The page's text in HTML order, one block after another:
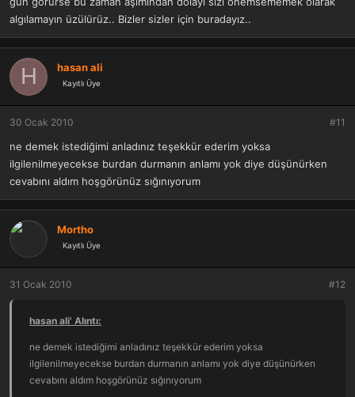
algılamayın üzülürüz.. Bizler sizler için buradayız..
H hasan ali
Kayıtlı Üye
30 Ocak 2010 #11
ne demek istediğimi anladınız teşekkür ederim yoksa
ilgilenilmeyecekse burdan durmanın anlamı yok diye düşünürken
cevabını aldım hoşgörünüz sığınıyorum
Mortho
Kayıtlı Üye
31 Ocak 2010 #12
hasan ali' Alıntı:
ne demek istediğimi anladınız teşekkür ederim yoksa
ilgilenilmeyecekse burdan durmanın anlamı yok diye düşünürken
cevabını aldım hoşgörünüz sığınıyorum